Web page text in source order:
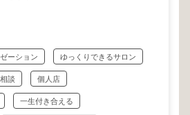
ーション ゆっくりできるサロン
談 個人店
一生付き合える